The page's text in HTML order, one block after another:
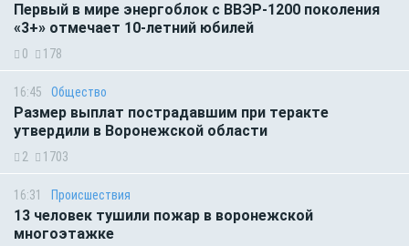
Первый в мире энергоблок с ВВЭР-1200 поколения
«3+» отмечает 10-летний юбилей
0 178
16:45 Общество
Размер выплат пострадавшим при теракте
утвердили в Воронежской области
2 1703
16:31 Происшествия
13 человек тушили пожар в воронежской
многоэтажке